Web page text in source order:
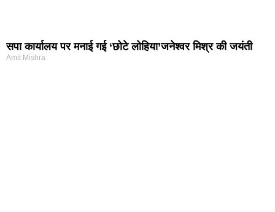
सपा कार्यालय पर मनाई गई ‘छोटे लोहिया’जनेश्वर मिश्र की जयंती
Amit Mishra